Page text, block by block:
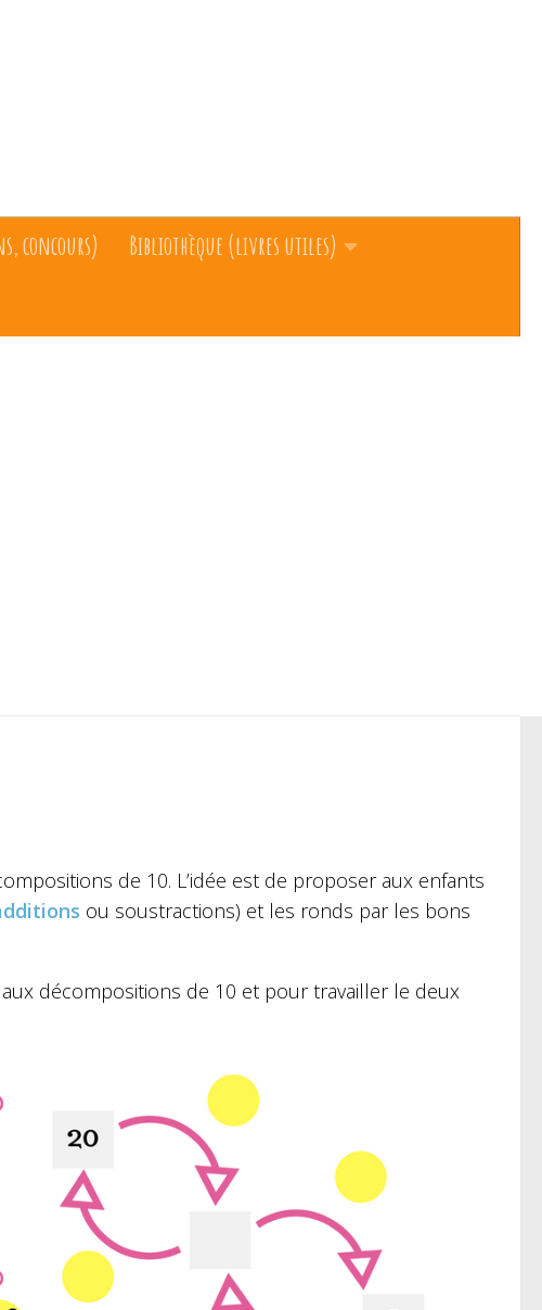
concours)
Bibliothèque (livres utiles)
de 10. L’idée est de proposer aux enfants
ou soustractions) et les ronds par les bons
décompositions de 10 et pour travailler le deux